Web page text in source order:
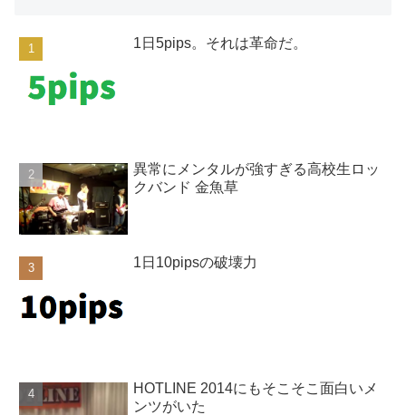
1日5pips。それは革命だ。
異常にメンタルが強すぎる高校生ロッ
クバンド 金魚草
1日10pipsの破壊力
HOTLINE 2014にもそこそこ面白いメ
ンツがいた